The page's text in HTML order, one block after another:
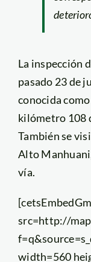
La inspección
pasado 23 de
conocida
kilómetro 108
También se
Alto
vía.
src=http://
width=560